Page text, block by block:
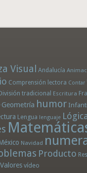
Visual Andalucía
Comprensión lectora Contar
tradicional Escritura
Geometría humor
Lengua lenguaje
Navidad
Producto
Valores vídeo